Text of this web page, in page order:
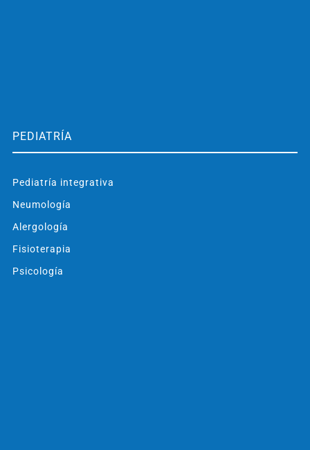
PEDIATRÍA
Pediatría integrativa
Neumología
Alergología
Fisioterapia
Psicología